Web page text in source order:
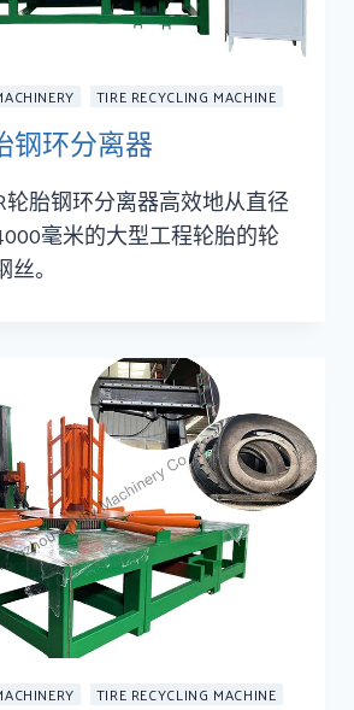
TIRE RECYCLING MACHINE
钢环分离器
轮胎钢环分离器高效地从直径
毫米的大型工程轮胎的轮
。
TIRE RECYCLING MACHINE